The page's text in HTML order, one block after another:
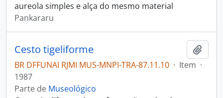
aureola simples e alça do mesmo material
Pankararu
Cesto tigeliforme
BR DFFUNAI RJMI MUS-MNPI-TRA-87.11.10 · Item ·
1987
Parte de Museológico